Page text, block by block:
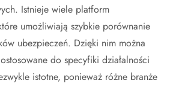
Istnieje wiele platform
umożliwiają szybkie porównanie
ubezpieczeń. Dzięki nim można
do specyfiki działalności
istotne, ponieważ różne branże